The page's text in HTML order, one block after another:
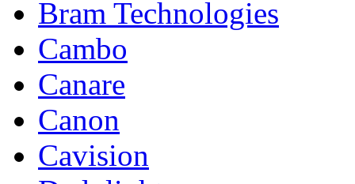
Bram Technologies
Cambo
Canare
Canon
Cavision